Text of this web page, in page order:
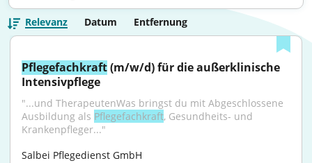
Relevanz Datum Entfernung
Pflegefachkraft (m/w/d) für die außerklinische
Intensivpflege
"...und TherapeutenWas bringst du mit Abgeschlossene
Ausbildung als Pflegefachkraft, Gesundheits- und
Krankenpfleger..."
Salbei Pflegedienst GmbH